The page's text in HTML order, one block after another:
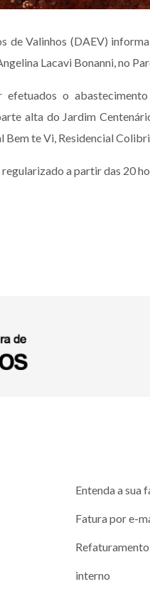
de Valinhos (DAEV)
Lacavi Bonanni, no
efetuados o
alta do Jardim
Bem te Vi, Residencial
a partir das 20
Entenda a sua
Fatura por e-
interno